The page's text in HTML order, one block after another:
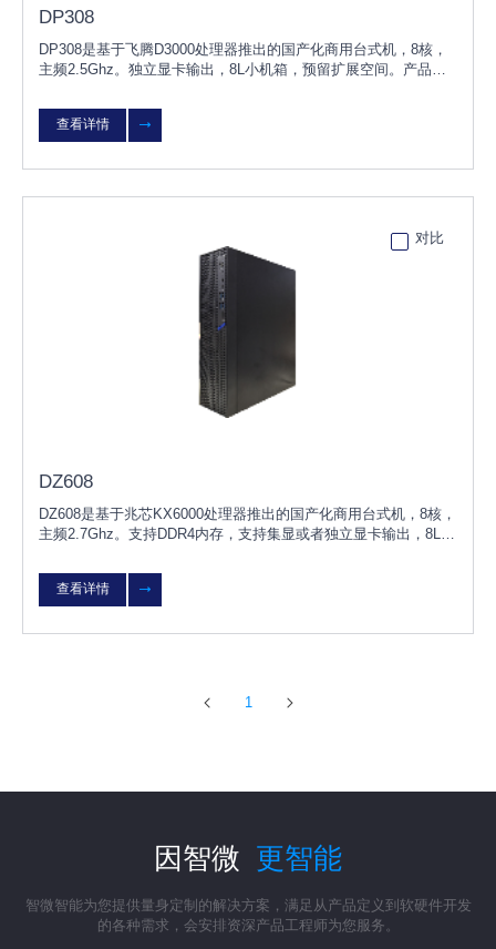
DP308
DP308是基于飞腾D3000处理器推出的国产化商用台式机，8核，
主频2.5Ghz。独立显卡输出，8L小机箱，预留扩展空间。产品兼
桌面操作系统，具有高性
查看详情
对比
DZ608
DZ608是基于兆芯KX6000处理器推出的国产化商用台式机，8核，
主频2.7Ghz。支持DDR4内存，支持集显或者独立显卡输出，8L小
网卡等硬件，支持KOS
查看详情
1
因智微 更智能
智微智能为您提供量身定制的解决方案，满足从产品定义到软硬件开发
的各种需求，会安排资深产品工程师为您服务。